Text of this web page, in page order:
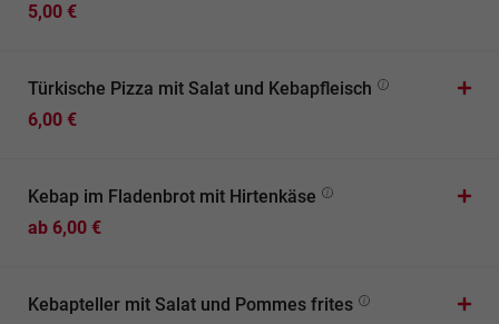
5,00 €
Türkische Pizza mit Salat und Kebapfleisch
6,00 €
Kebap im Fladenbrot mit Hirtenkäse
ab 6,00 €
Kebapteller mit Salat und Pommes frites